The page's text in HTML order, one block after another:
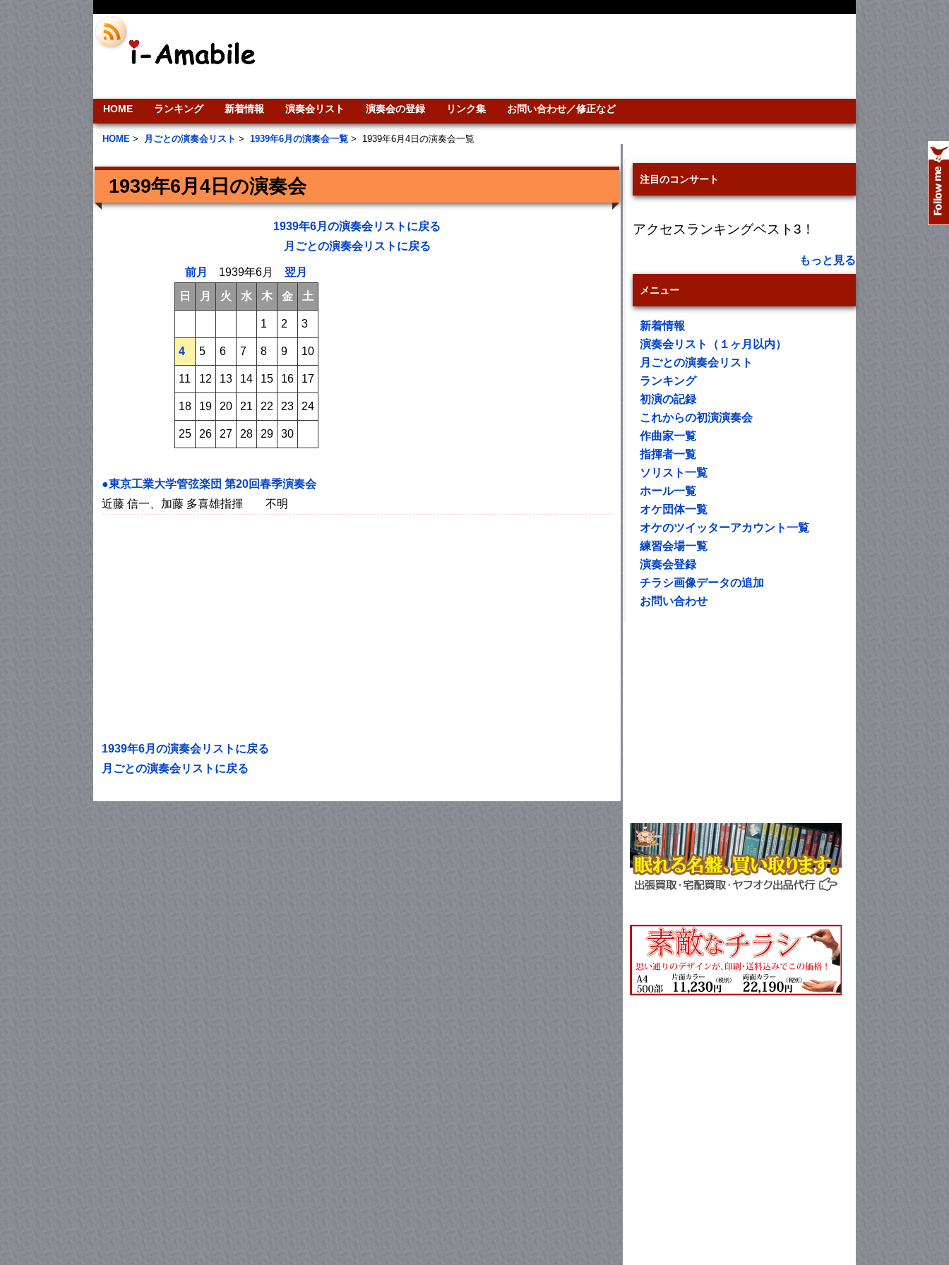
HOME ランキング 新着情報 演奏会リスト 演奏会の登録 リンク集 お問い合わせ／修正など
HOME > 月ごとの演奏会リスト > 1939年6月の演奏会一覧 > 1939年6月4日の演奏会一覧
1939年6月4日の演奏会
1939年6月の演奏会リストに戻る
月ごとの演奏会リストに戻る
前月 1939年6月 翌月
日
月 火 水 木 金 土
1 2 3
4 5 6 7 8 9 10
11 12 13 14 15 16 17
18 19 20 21 22 23 24
25 26 27 28 29 30
●東京工業大学管弦楽団 第20回春季演奏会
近藤 信一、加藤 多喜雄指揮 不明
1939年6月の演奏会リストに戻る
月ごとの演奏会リストに戻る
注目のコンサート
アクセスランキングベスト3！
もっと見る
メニュー
新着情報
演奏会リスト（１ヶ月以内）
月ごとの演奏会リスト
ランキング
初演の記録
これからの初演演奏会
作曲家一覧
指揮者一覧
ソリスト一覧
ホール一覧
オケ団体一覧
オケのツイッターアカウント一覧
練習会場一覧
演奏会登録
チラシ画像データの追加
お問い合わせ